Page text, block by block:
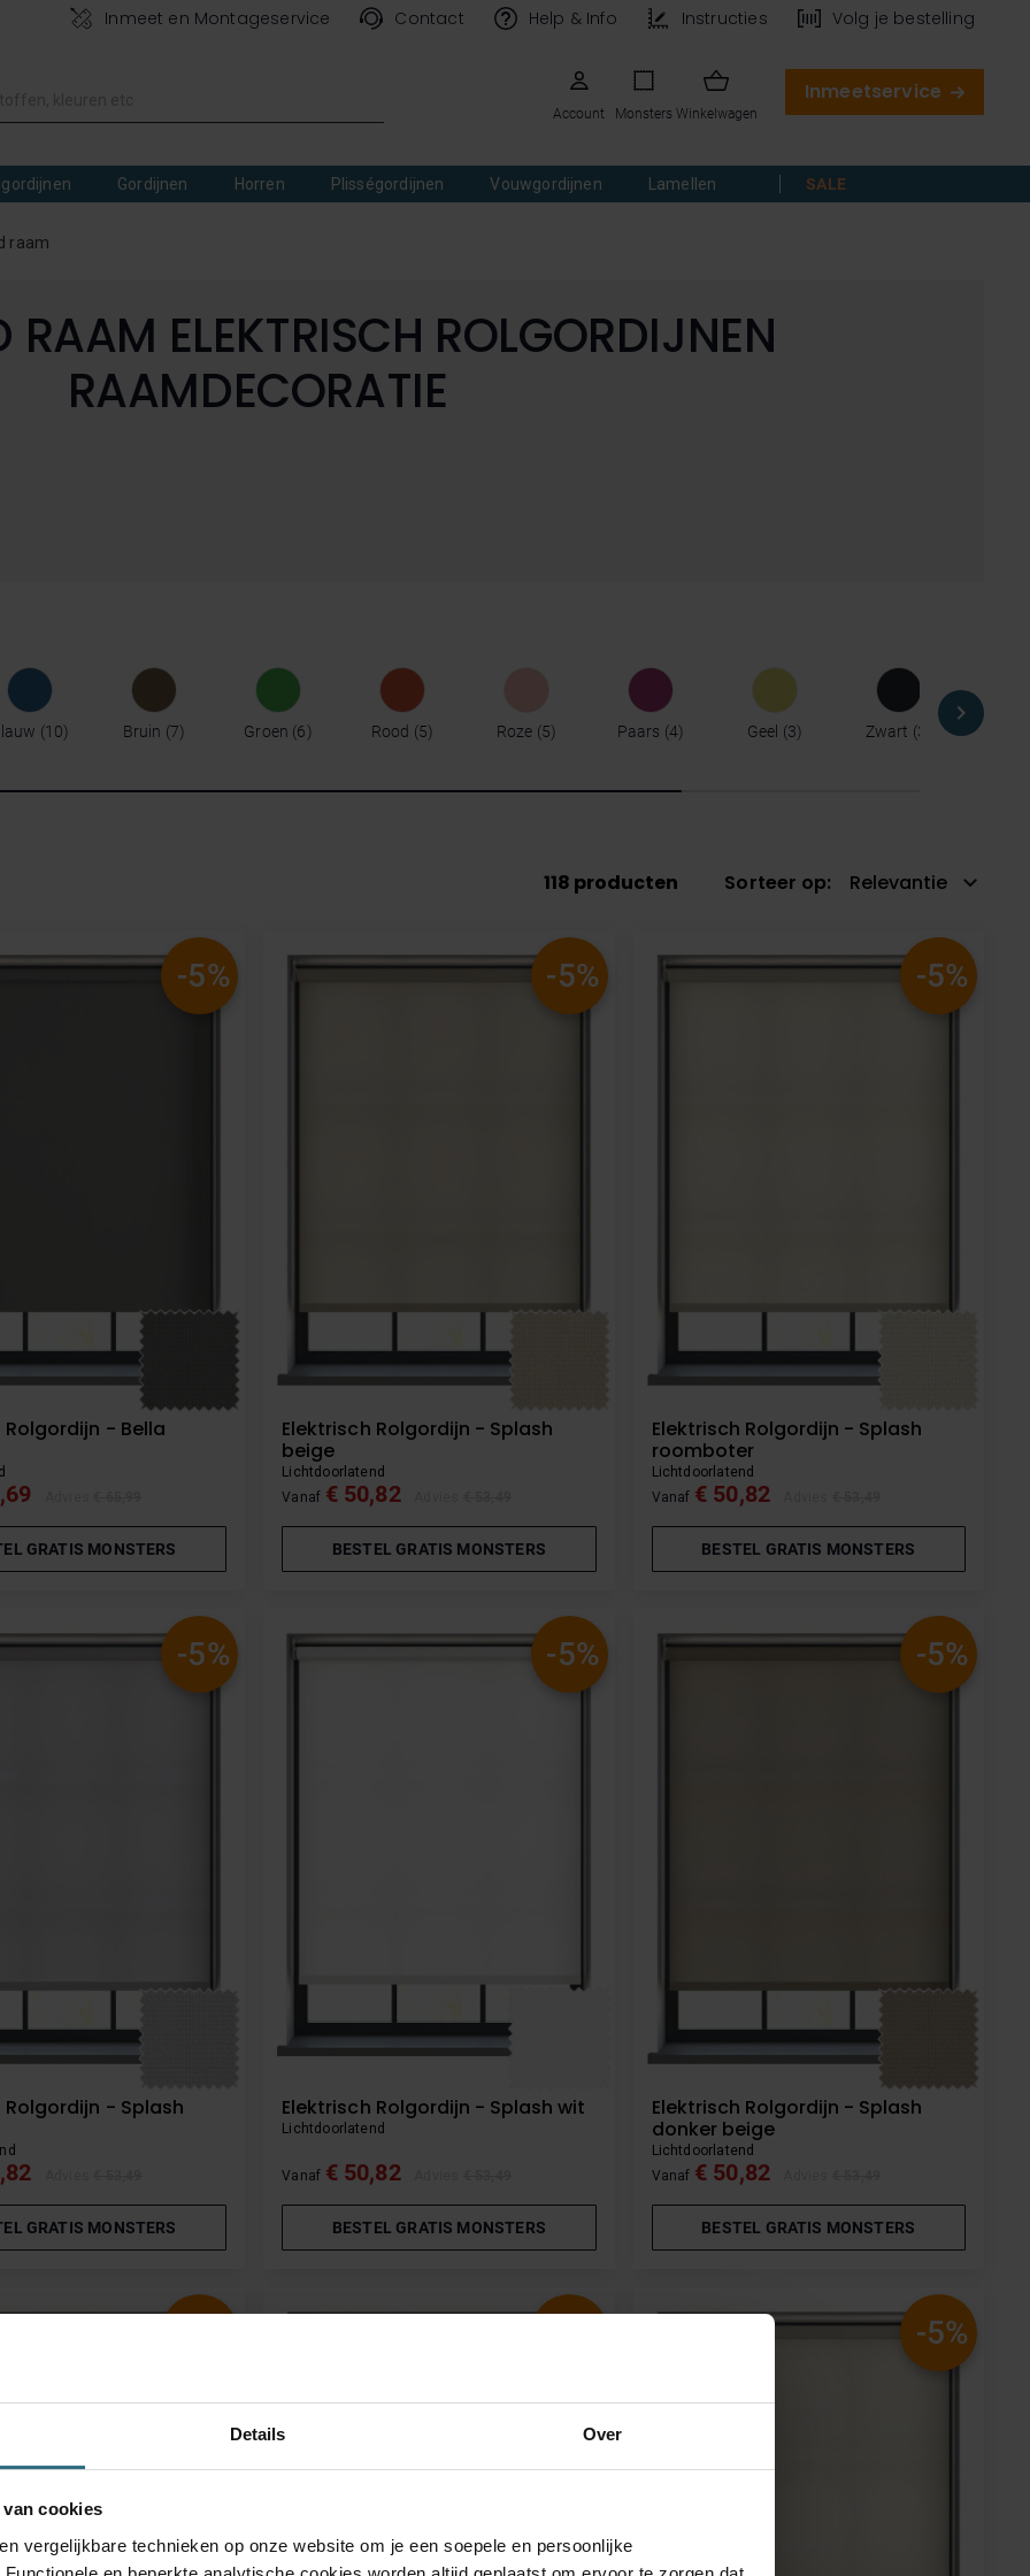
Details Over
cookies
vergelijkbare technieken op onze website om je een soepele en persoonlijke
Inmeet en Montageservice Contact Help & Info Instructies Volg je bestelling
Account Monsters
Inmeetservice
Winkelwagen
Gordijnen Horren Plisségordijnen Vouwgordijnen Lamellen SALE
raam
ELEKTRISCH ROLGORDIJNEN
RAAMDECORATIE
10 Bruin 7 Groen 6 Rood 5 Roze 5 Paars 4 Geel 3 Zwart 3
118 producten Sorteer op Relevantie
-5%
Rolgordijn - Bella
GRATIS MONSTERS
-5%
Elektrisch Rolgordijn - Splash
beige
Lichtdoorlatend
Vanaf € 50,82
BESTEL GRATIS MONSTERS
-5%
Elektrisch Rolgordijn - Splash
roomboter
Lichtdoorlatend
Vanaf € 50,82
BESTEL GRATIS MONSTERS
-5%
Rolgordijn - Splash
GRATIS MONSTERS
-5%
Elektrisch Rolgordijn - Splash wit
Lichtdoorlatend
Vanaf € 50,82
BESTEL GRATIS MONSTERS
-5%
Elektrisch Rolgordijn - Splash
donker beige
Lichtdoorlatend
Vanaf € 50,82
BESTEL GRATIS MONSTERS
-5%